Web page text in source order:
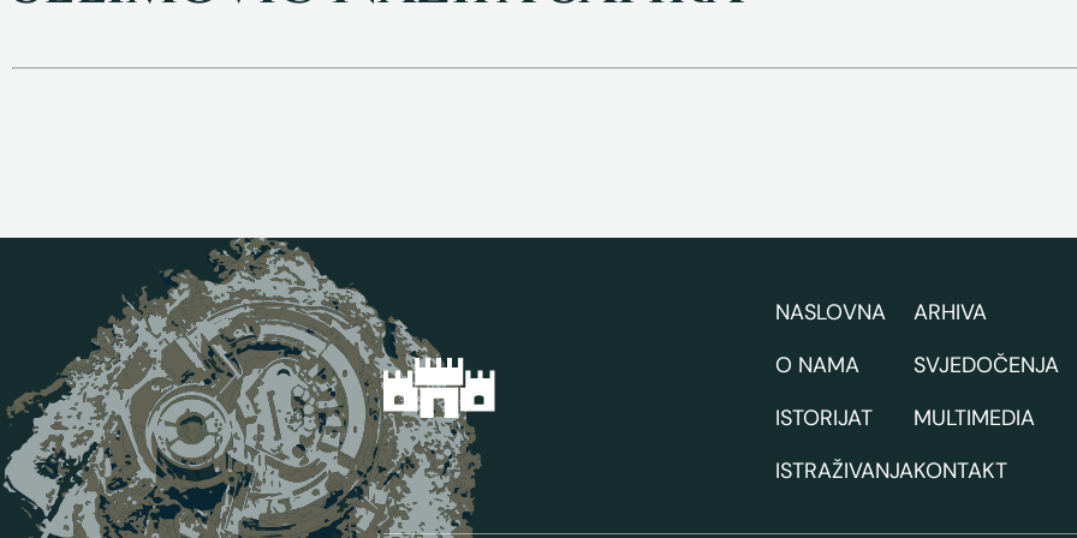
NASLOVNA
O NAMA
ISTORIJAT
ISTRAŽIVANJA
ARHIVA
SVJEDOČENJA
MULTIMEDIA
KONTAKT